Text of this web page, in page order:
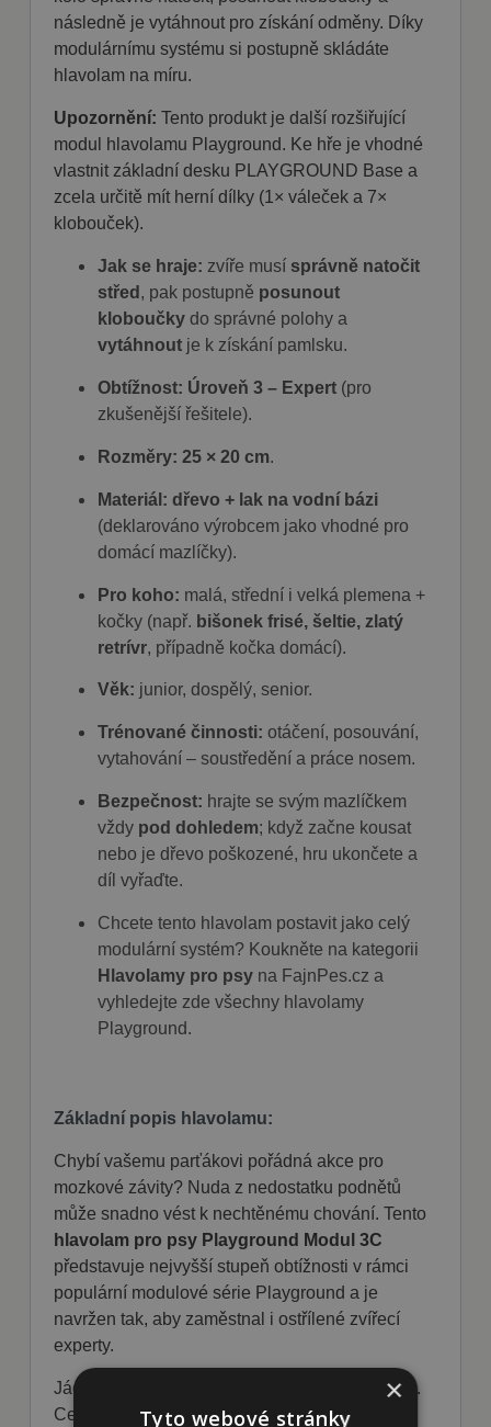
následně je vytáhnout pro získání odměny. Díky
modulárnímu systému si postupně skládáte
hlavolam na míru.
Upozornění:Tento produkt je další rozšiřující
modul hlavolamu Playground. Ke hře je vhodné
vlastnit základní desku PLAYGROUND Base a
zcela určitě mít herní dílky (1× váleček a 7×
klobouček).
Jak se hraje: zvíře musí správně natočit
střed , pak postupně posunout
kloboučky do správné polohy a
vytáhnout je k získání pamlsku.
Obtížnost: Úroveň 3 – Expert (pro
zkušenější řešitele).
Rozměry: 25 × 20 cm.
Materiál: dřevo + lak na vodní bázi
(deklarováno výrobcem jako vhodné pro
domácí mazlíčky).
Pro koho: malá, střední i velká plemena +
kočky (např. bišonek frisé, šeltie, zlatý
retrívr, případně kočka domácí).
Věk: junior, dospělý, senior.
Trénované činnosti: otáčení, posouvání,
vytahování – soustředění a práce nosem.
Bezpečnost: hrajte se svým mazlíčkem
vždy pod dohledem; když začne kousat
nebo je dřevo poškozené, hru ukončete a
díl vyřaďte.
Chcete tento hlavolam postavit jako celý
modulární systém? Koukněte na kategorii
Hlavolamy pro psy na FajnPes.cz a
vyhledejte zde všechny hlavolamy
Playground.
Základní popis hlavolamu:
Chybí vašemu parťákovi pořádná akce pro
mozkové závity? Nuda z nedostatku podnětů
může snadno vést k nechtěnému chování. Tento
hlavolam pro psy Playground Modul 3C
představuje nejvyšší stupeň obtížnosti v rámci
populární modulové série Playground a je
navržen tak, aby zaměstnal i ostřílené zvířecí
experty.
Jádrem hry je důmyslný otáčecí středový panel.
Cesta k voňavé odměně vede přes několik
×
Tyto webové stránky